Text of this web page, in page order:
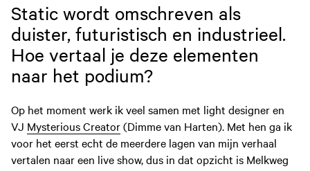
Static wordt omschreven als
duister, futuristisch en industrieel.
Hoe vertaal je deze elementen
naar het podium?
Op het moment werk ik veel samen met light designer en
VJ Mysterious Creator(Dimme van Harten). Met hen ga ik
voor het eerst echt de meerdere lagen van mijn verhaal
vertalen naar een live show, dus in dat opzicht is Melkweg